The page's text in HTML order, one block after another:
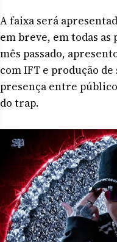
A faixa será
em breve, em todas
mês passado,
com IFT e produção
presença entre
do trap.